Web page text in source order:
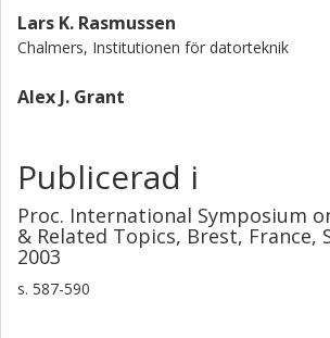
Lars K. Rasmussen
Chalmers, Institutionen för datorteknik
Alex J. Grant
Publicerad i
Proc. International Symposium
& Related Topics, Brest, France,
2003
s. 587-590